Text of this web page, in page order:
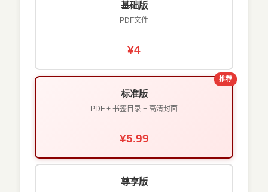
基础版
PDF文件
¥4
推荐
标准版
PDF + 书签目录 + 高清封面
¥5.99
尊享版